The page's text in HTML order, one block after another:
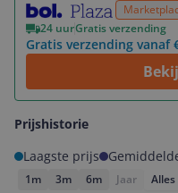
24 uurGratis verzending
Gratis verzending vanaf
Prijshistorie
Laagste prijs
1m 3m 6m Jaar Alles